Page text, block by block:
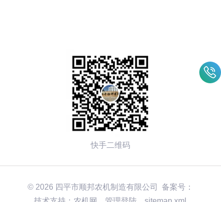
快手二维码
© 2026 四平市顺邦农机制造有限公司 备案号：